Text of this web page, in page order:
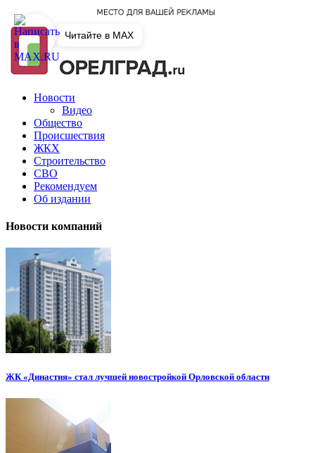
Новости
Видео
Общество
Происшествия
ЖКХ
Строительство
СВО
Рекомендуем
Об издании
Новости компаний
ЖК «Династия» стал лучшей новостройкой Орловской области
Читайте в MAX